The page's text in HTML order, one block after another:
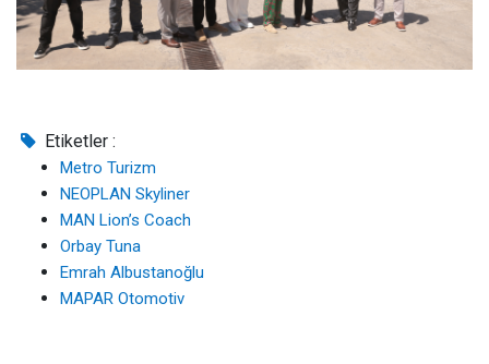
Etiketler :
Metro Turizm
NEOPLAN Skyliner
MAN Lion’s Coach
Orbay Tuna
Emrah Albustanoğlu
MAPAR Otomotiv